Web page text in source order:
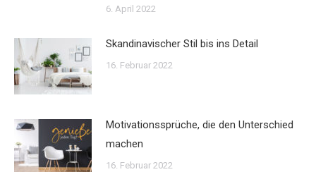
6. April 2022
Skandinavischer Stil bis ins Detail
16. Februar 2022
Motivationssprüche, die den Unterschied
machen
16. Februar 2022